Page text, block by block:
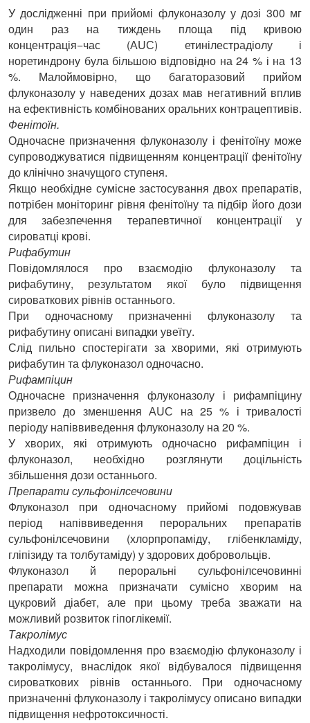
У дослідженні при прийомі флуконазолу у дозі 300 мг
один раз на тиждень площа під кривою
концентрація−час (АUС) етинілестрадіолу і
норетиндрону була більшою відповідно на 24 % і на 13
%. Малоймовірно, що багаторазовий прийом
флуконазолу у наведених дозах мав негативний вплив
на ефективність комбінованих оральних контрацептивів.
Фенітоїн.
Одночасне призначення флуконазолу і фенітоїну може
супроводжуватися підвищенням концентрації фенітоїну
до клінічно значущого ступеня.
Якщо необхідне сумісне застосування двох препаратів,
потрібен моніторинг рівня фенітоїну та підбір його дози
для забезпечення терапевтичної концентрації у
сироватці крові.
Рифабутин
Повідомлялося про взаємодію флуконазолу та
рифабутину, результатом якої було підвищення
сироваткових рівнів останнього.
При одночасному призначенні флуконазолу та
рифабутину описані випадки увеїту.
Слід пильно спостерігати за хворими, які отримують
рифабутин та флуконазол одночасно.
Рифампіцин
Одночасне призначення флуконазолу і рифампіцину
призвело до зменшення АUС на 25 % і тривалості
періоду напіввиведення флуконазолу на 20 %.
У хворих, які отримують одночасно рифампіцин і
флуконазол, необхідно розглянути доцільність
збільшення дози останнього.
Препарати сульфонілсечовини
Флуконазол при одночасному прийомі подовжував
період напіввиведення пероральних препаратів
сульфонілсечовини (хлорпропаміду, глібенкламіду,
гліпізиду та толбутаміду) у здорових добровольців.
Флуконазол й пероральні сульфонілсечовинні
препарати можна призначати сумісно хворим на
цукровий діабет, але при цьому треба зважати на
можливий розвиток гіпоглікемії.
Такролімус
Надходили повідомлення про взаємодію флуконазолу і
такролімусу, внаслідок якої відбувалося підвищення
сироваткових рівнів останнього. При одночасному
призначенні флуконазолу і такролімусу описано випадки
підвищення нефротоксичності.